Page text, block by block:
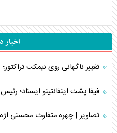
اخبار
تغییر ناگهانی روی نیمکت
فیفا پشت اینفانتینو ایستاد؛
تصاویر | چهره متفاوت محسنی